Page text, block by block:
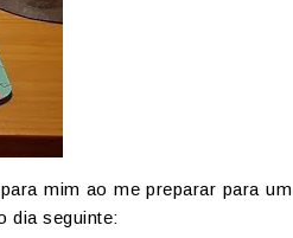
mim ao me preparar para um
dia seguinte: